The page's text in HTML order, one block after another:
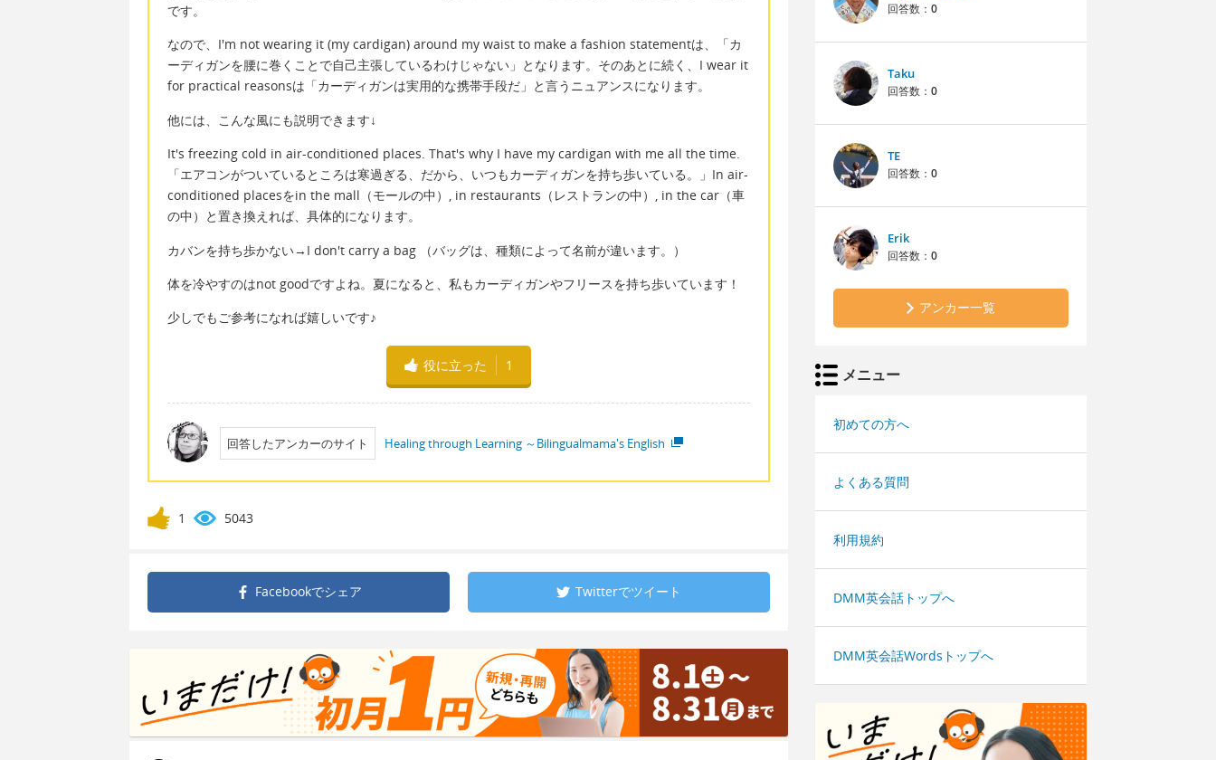
です。
なので、I'm not wearing it (my cardigan) around my waist to make a fashion statementは、「カ
ーディガンを腰に巻くことで自己主張しているわけじゃない」となります。そのあとに続く、I wear it
for practical reasonsは「カーディガンは実用的な携帯手段だ」と言うニュアンスになります。
他には、こんな風にも説明できます↓
It's freezing cold in air-conditioned places. That's why I have my cardigan with me all the time.
「エアコンがついているところは寒過ぎる、だから、いつもカーディガンを持ち歩いている。」In air-
conditioned placesをin the mall（モールの中）, in restaurants（レストランの中）, in the car（車
の中）と置き換えれば、具体的になります。
カバンを持ち歩かない→I don't carry a bag （バッグは、種類によって名前が違います。）
体を冷やすのはnot goodですよね。夏になると、私もカーディガンやフリースを持ち歩いています！
少しでもご参考になれば嬉しいです♪
役に立った 1
回答したアンカーのサイト Healing through Learning ～Bilingualmama's English
1 5043
Facebookでシェア Twitterでツイート
回答数： 0
Taku
回答数： 0
TE
回答数： 0
Erik
回答数： 0
アンカー一覧
メニュー
初めての方へ
よくある質問
利用規約
DMM英会話トップへ
DMM英会話Wordsトップへ